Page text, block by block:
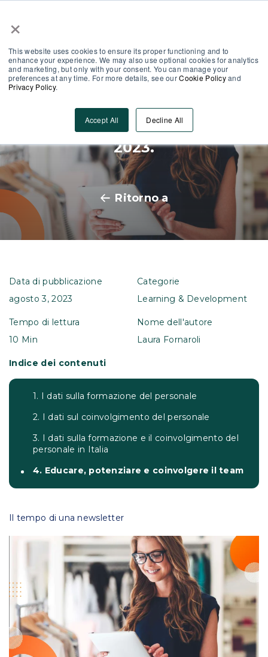
×
This website uses cookies to ensure its proper functioning and to
enhance your experience. We may also use optional cookies for analytics
and marketing, but only with your consent. You can manage your
preferences at any time. For more details, see ourCookie Policyand
Privacy Policy.
Accept All Decline All
Migliorare i risultati del team
con la formazione: i dati del
2023.
Ritorno a
Il tempo di una newsletter
Data di pubblicazione
agosto 3, 2023
Categorie
Learning & Development
Tempo di lettura
10 Min
Nome dell'autore
Laura Fornaroli
Indice dei contenuti
1. I dati sulla formazione del personale
2. I dati sul coinvolgimento del personale
3. I dati sulla formazione e il coinvolgimento del
personale in Italia
4. Educare, potenziare e coinvolgere il team